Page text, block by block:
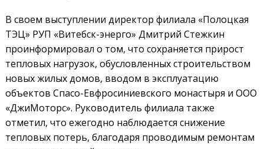
В своем выступлении директор филиала «Полоцкая
ТЭЦ» РУП «Витебск-энерго» Дмитрий Стежкин
проинформировал о том, что сохраняется прирост
тепловых нагрузок, обусловленных строительством
новых жилых домов, вводом в эксплуатацию
объектов Спасо-Евфросиниевского монастыря и ООО
«ДжиМоторс». Руководитель филиала также
отметил, что ежегодно наблюдается снижение
тепловых потерь, благодаря проводимым ремонтам